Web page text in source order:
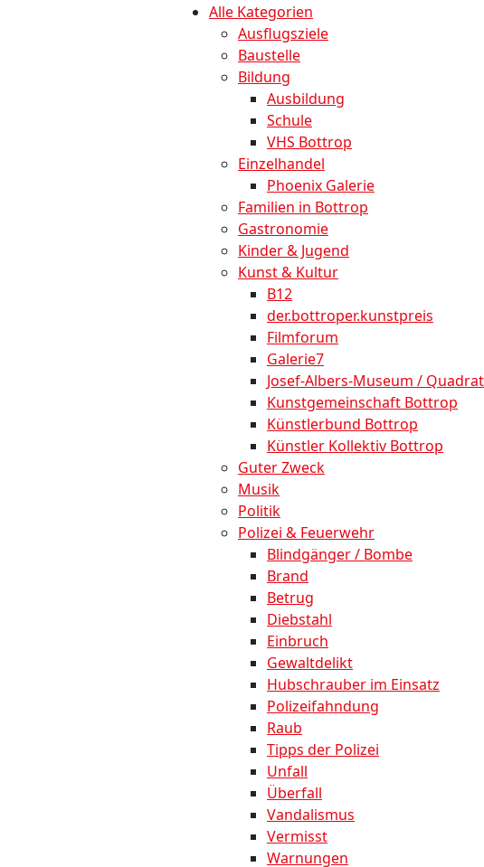
Alle Kategorien
Ausflugsziele
Baustelle
Bildung
Ausbildung
Schule
VHS Bottrop
Einzelhandel
Phoenix Galerie
Familien in Bottrop
Gastronomie
Kinder & Jugend
Kunst & Kultur
B12
der.bottroper.kunstpreis
Filmforum
Galerie7
Josef-Albers-Museum / Quadrat
Kunstgemeinschaft Bottrop
Künstlerbund Bottrop
Künstler Kollektiv Bottrop
Guter Zweck
Musik
Politik
Polizei & Feuerwehr
Blindgänger / Bombe
Brand
Betrug
Diebstahl
Einbruch
Gewaltdelikt
Hubschrauber im Einsatz
Polizeifahndung
Raub
Tipps der Polizei
Unfall
Überfall
Vandalismus
Vermisst
Warnungen